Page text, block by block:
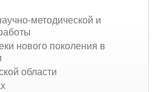
методической и
нового поколения в
области